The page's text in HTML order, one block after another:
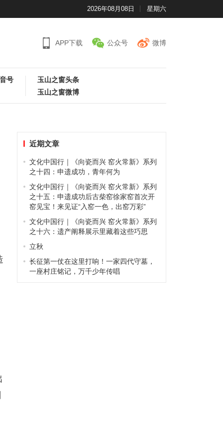
2026年08月08日 星期六
APP下载 公众号 微博
号
玉山之窗头条
玉山之窗微博
近期文章
文化中国行｜《向瓷而兴 窑火常新》系列
之十四：申遗成功，青年何为
文化中国行｜《向瓷而兴 窑火常新》系列
之十五：申遗成功后古柴窑徐家窑首次开
窑见宝！来见证“入窑一色，出窑万彩”
文化中国行｜《向瓷而兴 窑火常新》系列
之十六：遗产阐释展示里藏着这些巧思
立秋
长征第一仗在这里打响！一家四代守墓，
一座村庄铭记，万千少年传唱